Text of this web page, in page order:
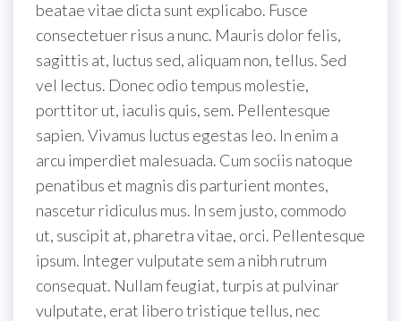
beatae vitae dicta sunt explicabo. Fusce
consectetuer risus a nunc. Mauris dolor felis,
sagittis at, luctus sed, aliquam non, tellus. Sed
vel lectus. Donec odio tempus molestie,
porttitor ut, iaculis quis, sem. Pellentesque
sapien. Vivamus luctus egestas leo. In enim a
arcu imperdiet malesuada. Cum sociis natoque
penatibus et magnis dis parturient montes,
nascetur ridiculus mus. In sem justo, commodo
ut, suscipit at, pharetra vitae, orci. Pellentesque
ipsum. Integer vulputate sem a nibh rutrum
consequat. Nullam feugiat, turpis at pulvinar
vulputate, erat libero tristique tellus, nec